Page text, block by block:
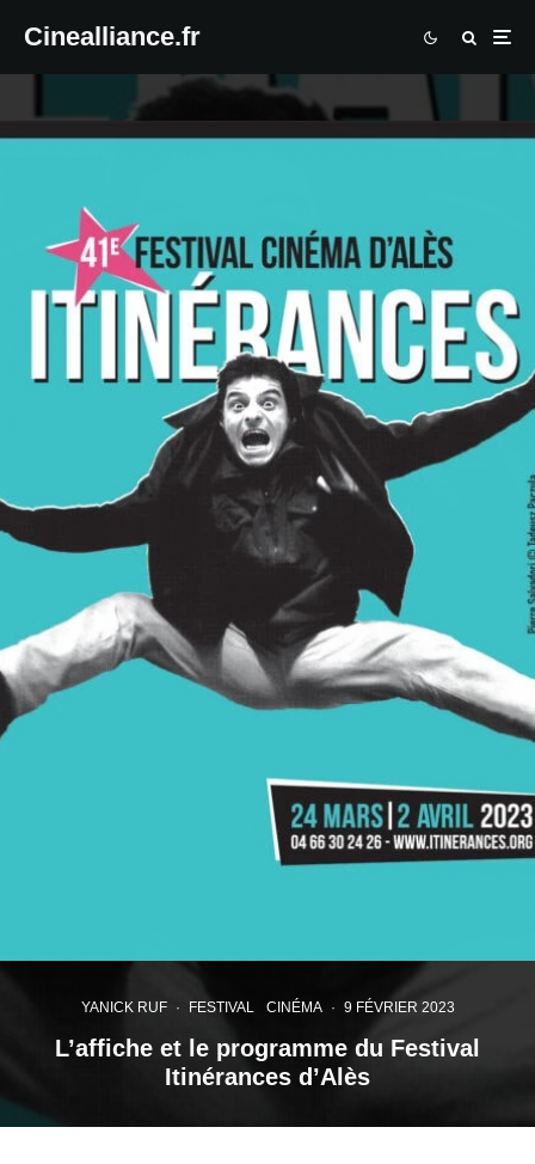
Cinealliance.fr
YANICK RUF · FESTIVAL CINÉMA · 9 FÉVRIER 2023
L’affiche et le programme du Festival
Itinérances d’Alès